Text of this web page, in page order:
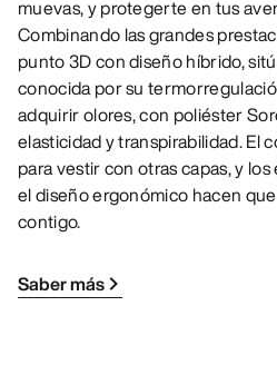
muevas, y protegerte en tus
Combinando las grandes
punto 3D con diseño híbrido,
conocida por su
adquirir olores, con poliéster
elasticidad y transpirabilidad. El
para vestir con otras capas, y
el diseño ergonómico hacen
contigo.
Saber más